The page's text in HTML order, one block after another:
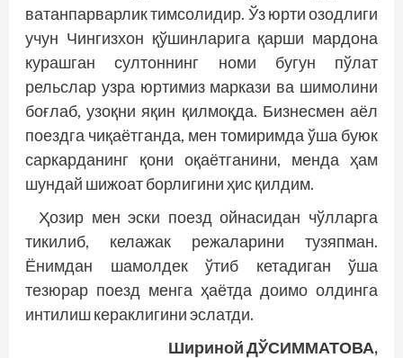
ватанпарварлик тимсолидир. Ўз юрти озодлиги
учун Чингизхон қўшинларига қарши мардона
курашган султоннинг номи бугун пўлат
рельслар узра юртимиз маркази ва шимолини
боғлаб, узоқни яқин қилмоқда. Бизнесмен аёл
поездга чиқаётганда, мен томиримда ўша буюк
саркарданинг қони оқаётганини, менда ҳам
шундай шижоат борлигини ҳис қилдим.
Ҳозир мен эски поезд ойнасидан чўлларга
тикилиб, келажак режаларини тузяпман.
Ёнимдан шамолдек ўтиб кетадиган ўша
тезюрар поезд менга ҳаётда доимо олдинга
интилиш кераклигини эслатди.
Шириной ДЎСИММАТОВА,